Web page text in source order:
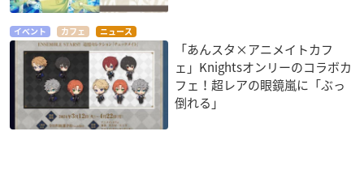
イベント カフェ ニュース
「あんスタ×アニメイトカフ
ェ」Knightsオンリーのコラボカ
フェ！超レアの眼鏡嵐に「ぶっ
倒れる」